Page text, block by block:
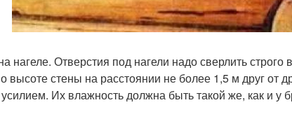
нагеле. Отверстия под нагели надо сверлить строго
высоте стены на расстоянии не более 1,5 м друг от
Их влажность должна быть такой же, как и у